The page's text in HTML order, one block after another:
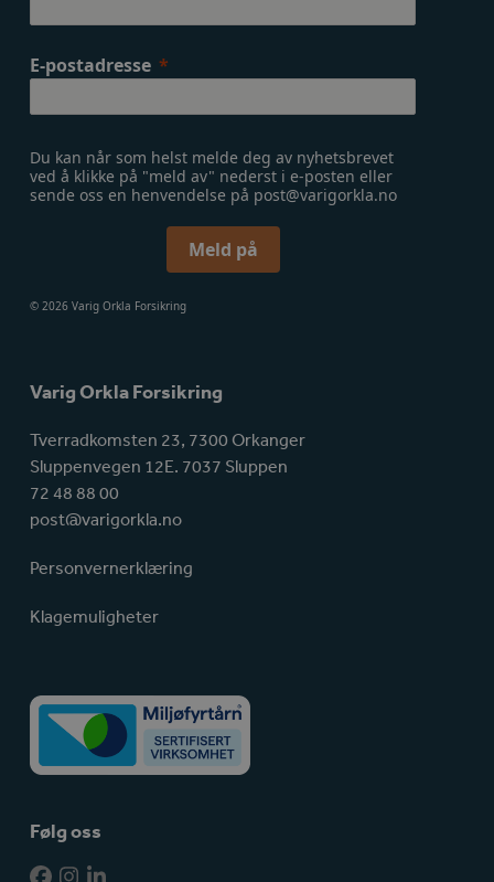
E-postadresse
Du kan når som helst melde deg av nyhetsbrevet
ved å klikke på "meld av" nederst i e-posten eller
sende oss en henvendelse på post@varigorkla.no
Meld på
© 2026 Varig Orkla Forsikring
Varig Orkla Forsikring
Tverradkomsten 23, 7300 Orkanger
Sluppenvegen 12E. 7037 Sluppen
72 48 88 00
post@varigorkla.no
Personvernerklæring
Klagemuligheter
Følg oss